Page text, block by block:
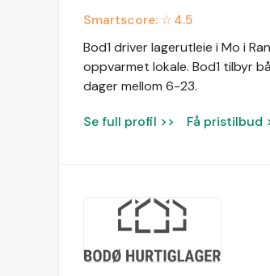
Smartscore: ☆4.5
Bod1 driver lagerutleie i Mo i
oppvarmet lokale. Bod1 tilbyr
dager mellom 6-23.
Se full profil >> Få pristilbud